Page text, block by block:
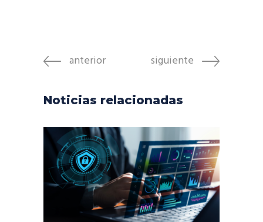
anterior siguiente
Noticias relacionadas